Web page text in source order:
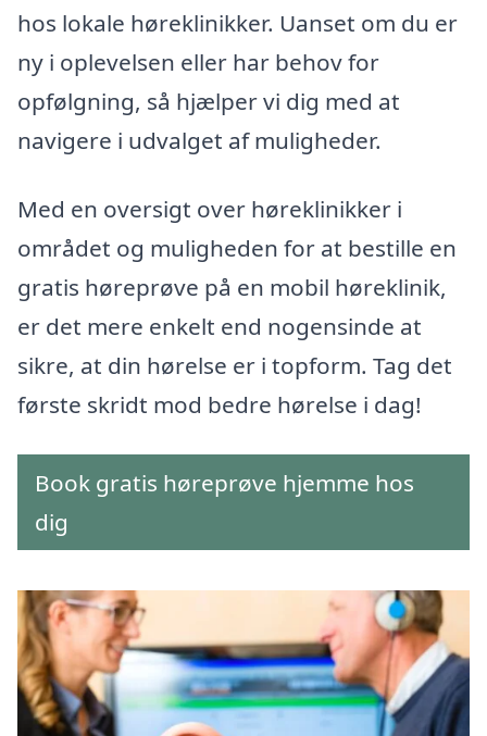
hos lokale høreklinikker. Uanset om du er
ny i oplevelsen eller har behov for
opfølgning, så hjælper vi dig med at
navigere i udvalget af muligheder.
Med en oversigt over høreklinikker i
området og muligheden for at bestille en
gratis høreprøve på en mobil høreklinik,
er det mere enkelt end nogensinde at
sikre, at din hørelse er i topform. Tag det
første skridt mod bedre hørelse i dag!
Book gratis høreprøve hjemme hos
dig